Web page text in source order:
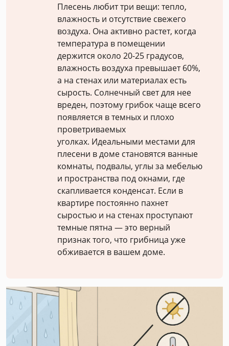
Плесень любит три вещи: тепло,
влажность и отсутствие свежего
воздуха. Она активно растет, когда
температура в помещении
держится около 20-25 градусов,
влажность воздуха превышает 60%,
а на стенах или материалах есть
сырость. Солнечный свет для нее
вреден, поэтому грибок чаще всего
появляется в темных и плохо
проветриваемых
уголках. Идеальными местами для
плесени в доме становятся ванные
комнаты, подвалы, углы за мебелью
и пространства под окнами, где
скапливается конденсат. Если в
квартире постоянно пахнет
сыростью и на стенах проступают
темные пятна — это верный
признак того, что грибница уже
обживается в вашем доме.